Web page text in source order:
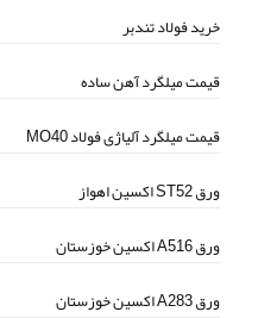
خرید فولاد تندبر
قیمت میلگرد آهن ساده
قیمت میلگرد آلیاژی فولاد MO40
ورق ST52 اکسین اهواز
ورق A516 اکسین خوزستان
ورق A283 اکسین خوزستان